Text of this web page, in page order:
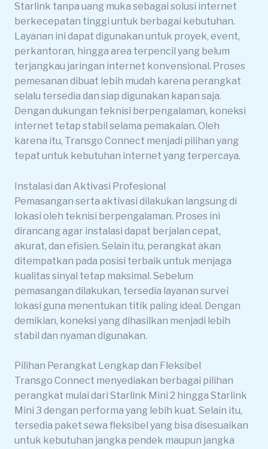
Starlink tanpa uang muka sebagai solusi internet
berkecepatan tinggi untuk berbagai kebutuhan.
Layanan ini dapat digunakan untuk proyek, event,
perkantoran, hingga area terpencil yang belum
terjangkau jaringan internet konvensional. Proses
pemesanan dibuat lebih mudah karena perangkat
selalu tersedia dan siap digunakan kapan saja.
Dengan dukungan teknisi berpengalaman, koneksi
internet tetap stabil selama pemakaian. Oleh
karena itu, Transgo Connect menjadi pilihan yang
tepat untuk kebutuhan internet yang terpercaya.
Instalasi dan Aktivasi Profesional
Pemasangan serta aktivasi dilakukan langsung di
lokasi oleh teknisi berpengalaman. Proses ini
dirancang agar instalasi dapat berjalan cepat,
akurat, dan efisien. Selain itu, perangkat akan
ditempatkan pada posisi terbaik untuk menjaga
kualitas sinyal tetap maksimal. Sebelum
pemasangan dilakukan, tersedia layanan survei
lokasi guna menentukan titik paling ideal. Dengan
demikian, koneksi yang dihasilkan menjadi lebih
stabil dan nyaman digunakan.
Pilihan Perangkat Lengkap dan Fleksibel
Transgo Connect menyediakan berbagai pilihan
perangkat mulai dari Starlink Mini 2 hingga Starlink
Mini 3 dengan performa yang lebih kuat. Selain itu,
tersedia paket sewa fleksibel yang bisa disesuaikan
untuk kebutuhan jangka pendek maupun jangka